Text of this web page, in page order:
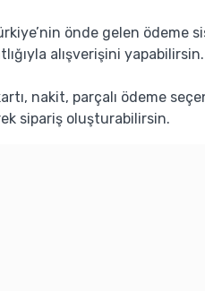
önde gelen ödeme
alışverişini yapabilirsin.
nakit, parçalı ödeme
sipariş oluşturabilirsin.